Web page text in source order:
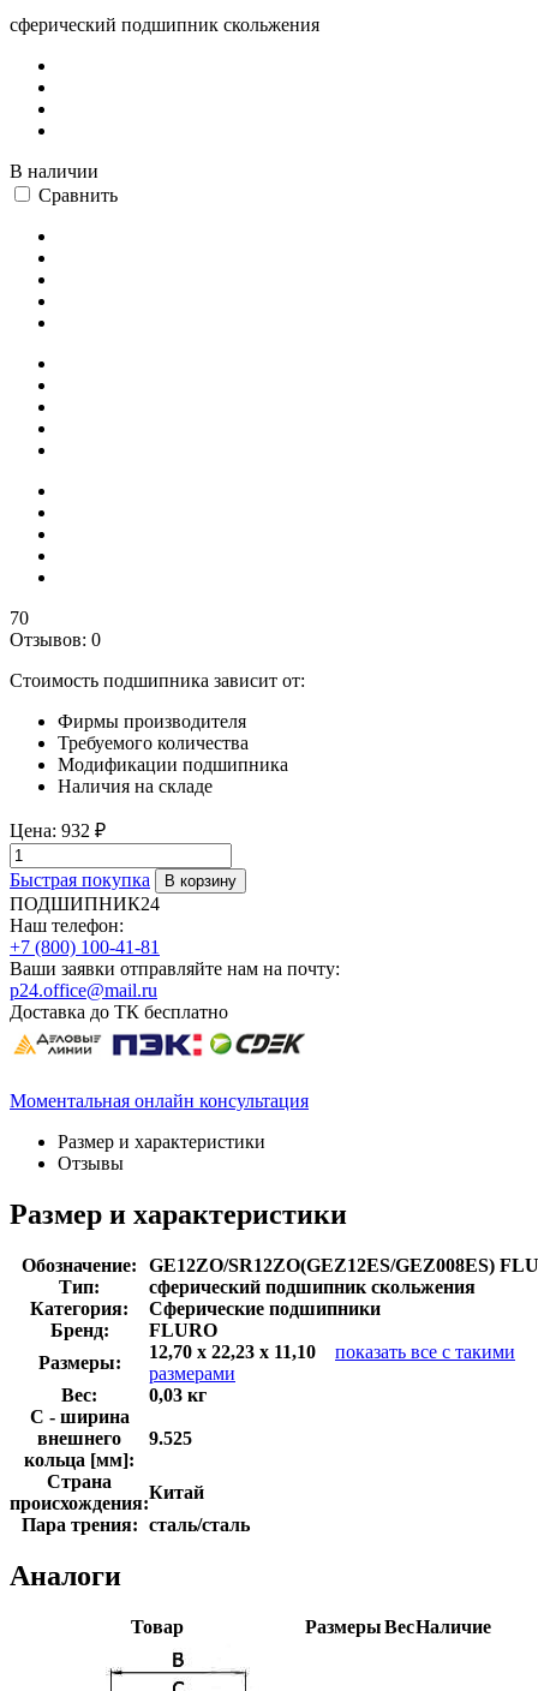
сферический подшипник скольжения
В наличии
Сравнить
70
Отзывов: 0
Стоимость подшипника зависит от:
Фирмы производителя
Требуемого количества
Модификации подшипника
Наличия на складе
Цена: 932 ₽
Быстрая покупка
ПОДШИПНИК24
Наш телефон:
+7 (800) 100-41-81
Ваши заявки отправляйте нам на почту:
p24.office@mail.ru
Доставка до ТК бесплатно
Моментальная онлайн консультация
Размер и характеристики
Отзывы
Размер и характеристики
Обозначение:
GE12ZO/SR12ZO(GEZ12ES/GEZ008ES)
Тип:
сферический подшипник скольжения
Категория:
Сферические подшипники
Бренд:
FLURO
Размеры:
12,70 x 22,23 x 11,10
показать все с такими
размерами
Вес:
0,03 кг
C - ширина
внешнего
кольца [мм]:
9.525
Страна
происхождения:
Китай
Пара трения: сталь/сталь
Аналоги
Товар РазмерыВесНаличие